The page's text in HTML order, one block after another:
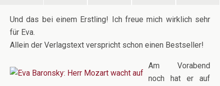
Und das bei einem Erstling! Ich freue mich wirklich sehr
für Eva.
Allein der Verlagstext verspricht schon einen Bestseller!
Am Vorabend
noch hat er auf